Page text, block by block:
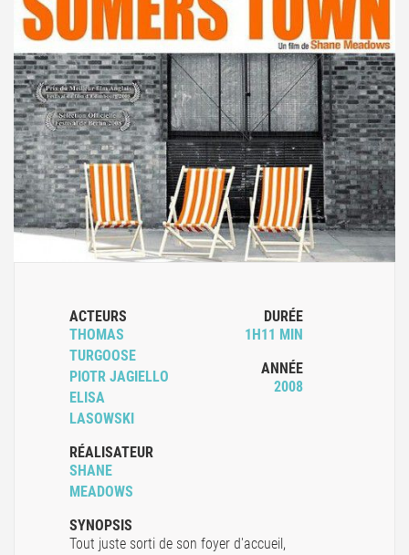
ACTEURS
THOMAS
TURGOOSE
PIOTR JAGIELLO
ELISA
LASOWSKI
RÉALISATEUR
SHANE
MEADOWS
DURÉE
1H11 MIN
ANNÉE
2008
SYNOPSIS
Tout juste sorti de son foyer d'accueil,